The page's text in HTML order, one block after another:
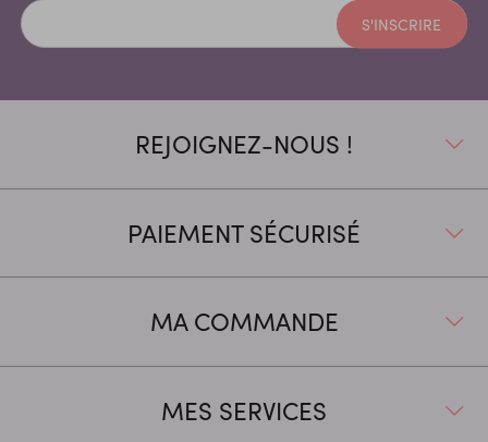
S'INSCRIRE
REJOIGNEZ-NOUS !
PAIEMENT SÉCURISÉ
MA COMMANDE
MES SERVICES